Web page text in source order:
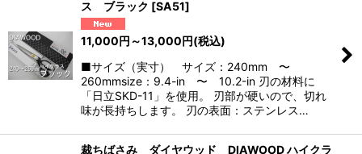
ス ブラック [SA51]
11,000円 ～13,000円(税込)
■サイズ（実寸） サイズ：240mm 〜
260mmsize：9.4-in 〜 10.2-in 刃の材料に
「日立SKD-11」を使用。 刃部が硬いので、切れ
味が長持ちします。 刃の表面：ステンレス…
裁ちばさみ ダイヤウッド DIAWOOD ハイクラ